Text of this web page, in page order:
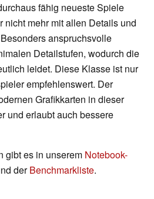
fähig neueste Spiele
nicht mehr mit allen Details und
anspruchsvolle
Detailstufen, wodurch die
leidet. Diese Klasse ist nur
empfehlenswert. Der
Grafikkarten in dieser
und erlaubt auch bessere
gibt es in unserem Notebook-
derBenchmarkliste.